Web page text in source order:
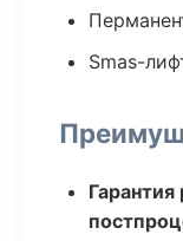
Smas-
Гарантия